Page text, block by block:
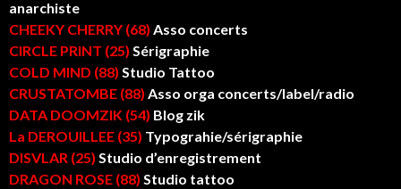
anarchiste
CHEEKY CHERRY (68) Asso concerts
CIRCLE PRINT (25) Sérigraphie
COLD MIND (88) Studio Tattoo
CRUSTATOMBE (88) Asso orga concerts/label/radio
DATA DOOMZIK (54) Blog zik
La DEROUILLEE (35) Typograhie/sérigraphie
DISVLAR (25) Studio d’enregistrement
DRAGON ROSE (88) Studio tattoo